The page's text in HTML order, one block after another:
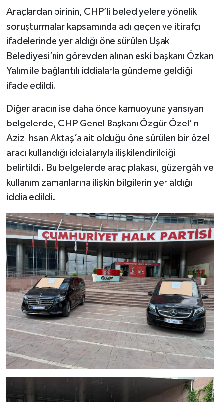
Araçlardan birinin, CHP’li belediyelere yönelik
soruşturmalar kapsamında adı geçen ve itirafçı
ifadelerinde yer aldığı öne sürülen Uşak
Belediyesi’nin görevden alınan eski başkanı Özkan
Yalım ile bağlantılı iddialarla gündeme geldiği
ifade edildi.
Diğer aracın ise daha önce kamuoyuna yansıyan
belgelerde, CHP Genel Başkanı Özgür Özel’in
Aziz İhsan Aktaş’a ait olduğu öne sürülen bir özel
aracı kullandığı iddialarıyla ilişkilendirildiği
belirtildi. Bu belgelerde araç plakası, güzergâh ve
kullanım zamanlarına ilişkin bilgilerin yer aldığı
iddia edildi.